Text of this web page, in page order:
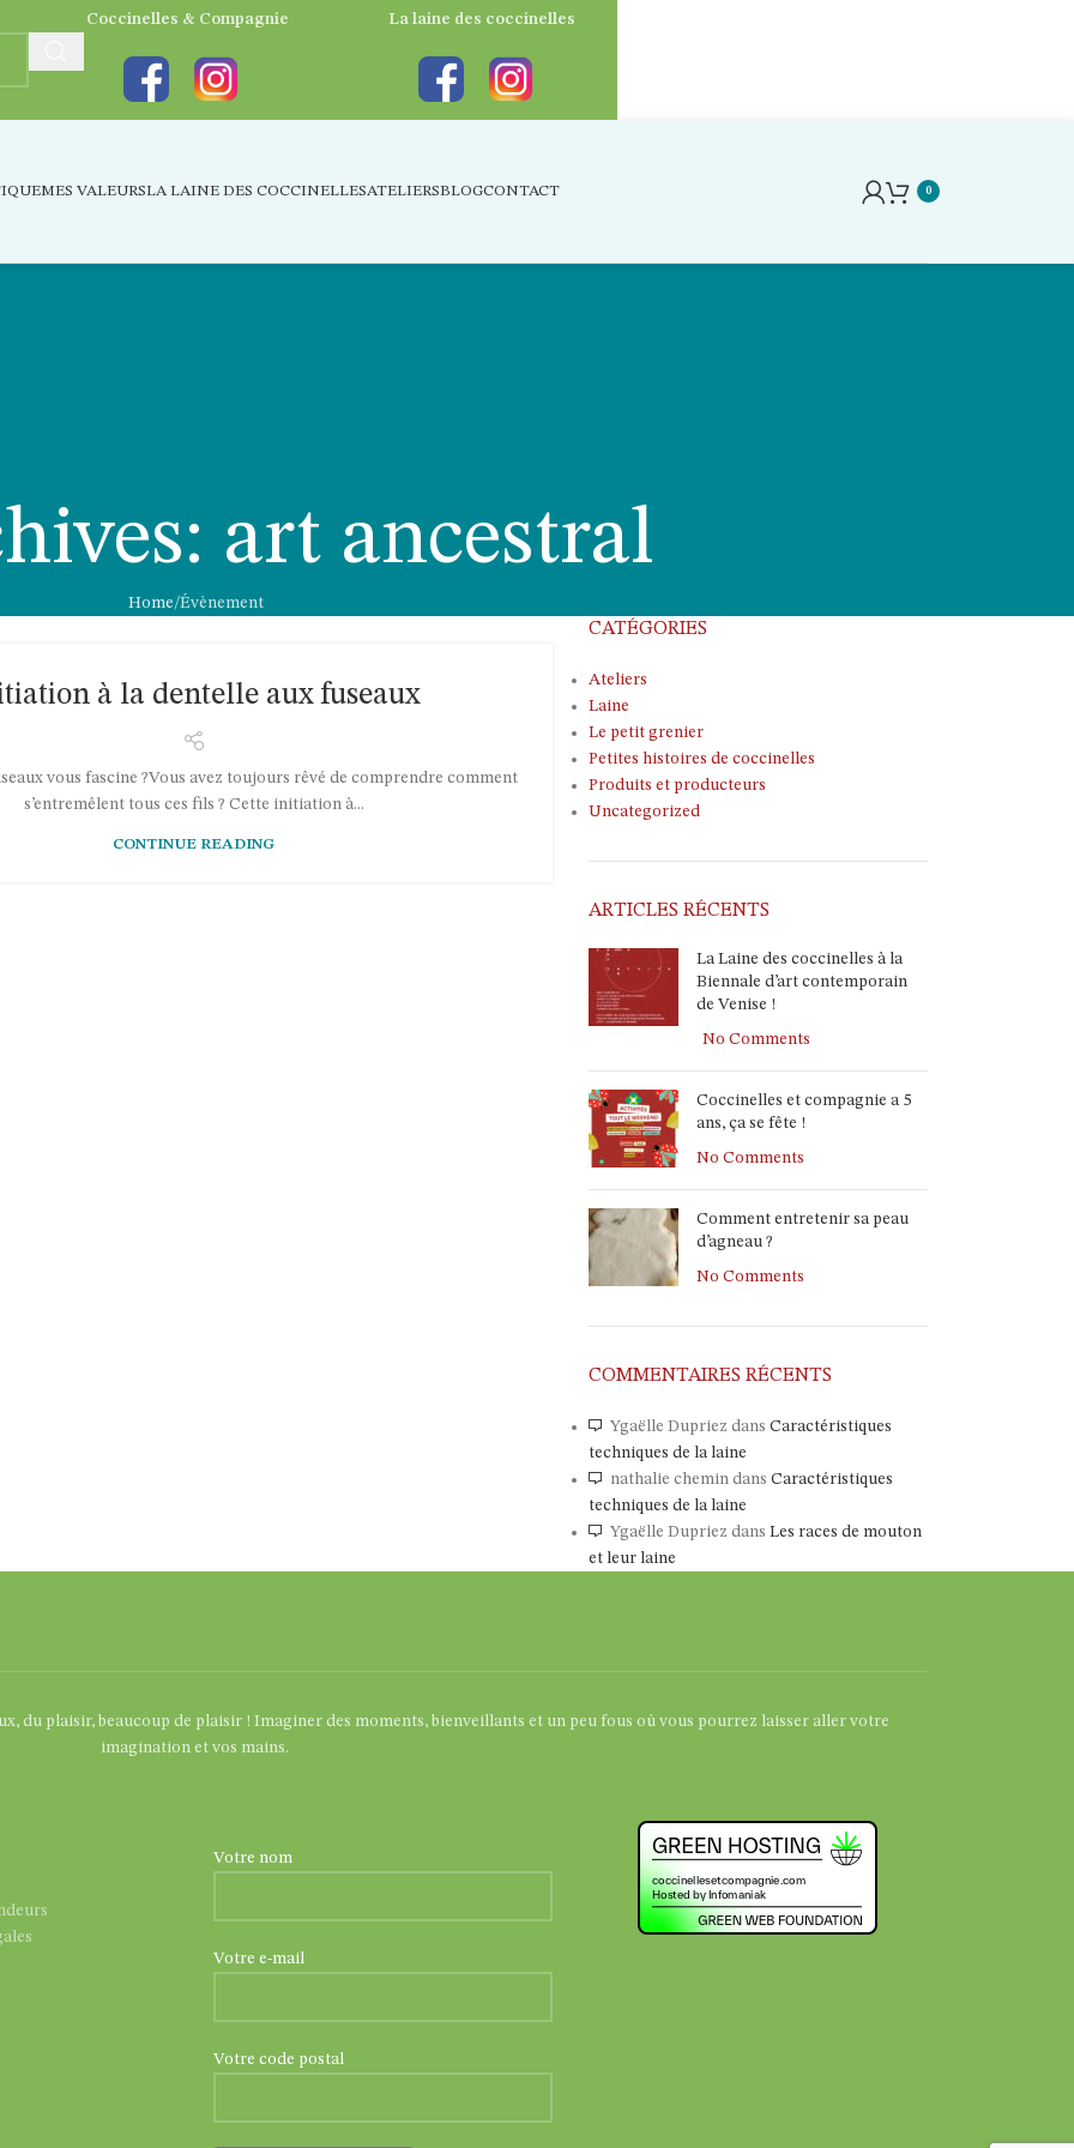
MES VALEURSLA LAINE DES COCCINELLESATELIERSBLOGCONTACT 0
art ancestral
Home Évènement
à la dentelle aux fuseaux
vous fascine ?Vous avez toujours rêvé de comprendre comment
s’entremêlent tous ces fils ? Cette initiation à...
CONTINUE READING
CATÉGORIES
Ateliers
Laine
Le petit grenier
Petites histoires de coccinelles
Produits et producteurs
Uncategorized
ARTICLES RÉCENTS
La Laine des coccinelles à la
Biennale d’art contemporain
de Venise !
No Comments
Coccinelles et compagnie a 5
ans, ça se fête !
No Comments
Comment entretenir sa peau
d’agneau ?
No Comments
COMMENTAIRES RÉCENTS
Ygaëlle Dupriez dans Caractéristiques
techniques de la laine
nathalie chemindans Caractéristiques
techniques de la laine
Ygaëlle Dupriez dans Les races de mouton
et leur laine
du plaisir, beaucoup de plaisir ! Imaginer des moments, bienveillants et un peu fous où vous pourrez laisser aller votre
imagination et vos mains.
Votre nom
Votre e-mail
Votre code postal
Coccinelles & Compagnie La laine des coccinelles